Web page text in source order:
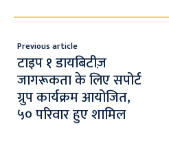
o
o
k
s
A
p
p
a e
Previous article
टाइप १ डायबिटीज़
जागरूकता के लिए सपोर्ट
ग्रुप कार्यक्रम आयोजित,
५० परिवार हुए शामिल